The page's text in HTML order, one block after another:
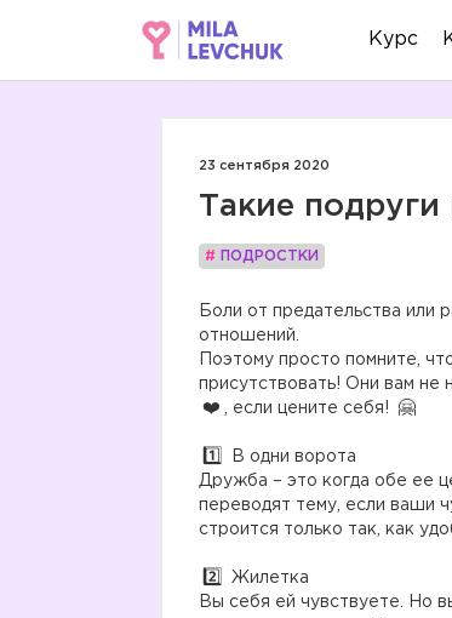
Курс
23 сентября 2020
Такие
# ПОДРОСТКИ
Боли от предательства или
отношений.
Поэтому просто помните,
присутствовать! Они вам не
, если цените себя!
В одни ворота
Дружба – это когда обе ее
переводят тему, если ваши
строится только так, как
Жилетка
Вы себя ей чувствуете. Но